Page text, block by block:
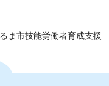
ま市技能労働者育成支援